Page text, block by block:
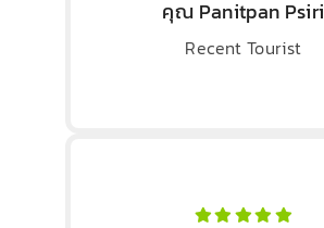
คุณ Panitpan Psiri
Recent Tourist